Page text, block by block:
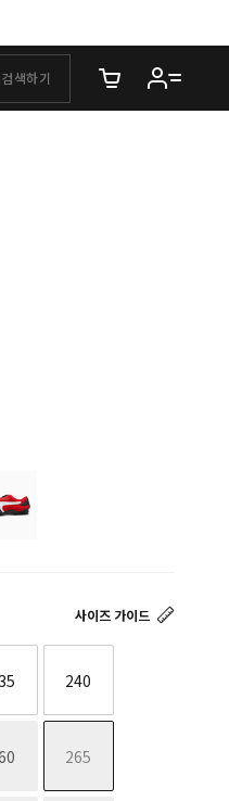
장바구니에 담은
사이즈 가이드
240
재고없음265